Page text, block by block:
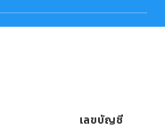
เลขบัญชี